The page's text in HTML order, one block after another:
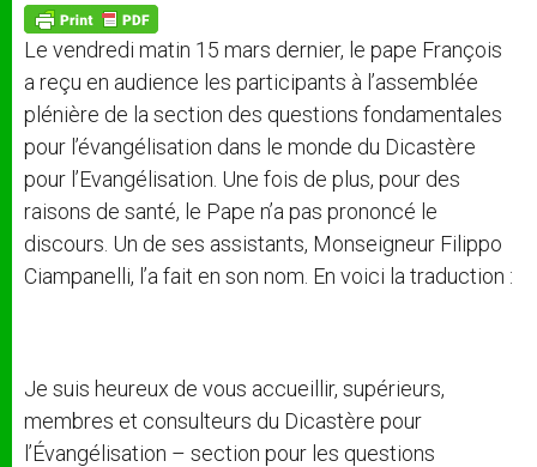
p
p
g
e
r
o
k
Le vendredi matin 15 mars dernier, le pape François
a reçu en audience les participants à l’assemblée
plénière de la section des questions fondamentales
pour l’évangélisation dans le monde du Dicastère
pour l’Evangélisation. Une fois de plus, pour des
raisons de santé, le Pape n’a pas prononcé le
discours. Un de ses assistants, Monseigneur Filippo
Ciampanelli, l’a fait en son nom. En voici la traduction :
Je suis heureux de vous accueillir, supérieurs,
membres et consulteurs du Dicastère pour
l’Évangélisation – section pour les questions